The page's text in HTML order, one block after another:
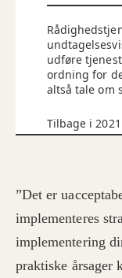
udføre
ordning for
altså tale om
vides, om og
Tilbage i
ikke kan
FOAs
Læs
kunne
”Det er
implementeres
implementering
praktiske årsager